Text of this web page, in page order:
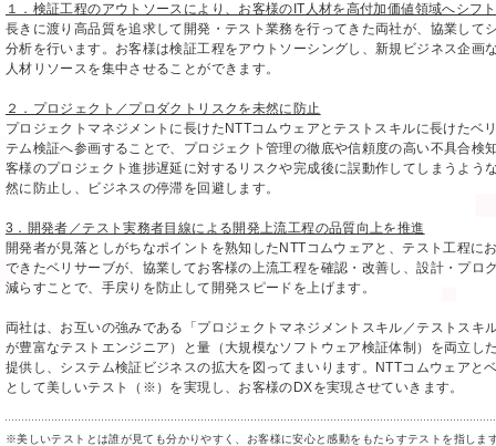
１．検証工程のアウトソースにより、お客様のIT人材を高付加価値領域へシフト
長きに渡り高品質を追求して開発・テスト業務を行ってきた両社が、協業して
分析を行います。お客様は検証工程をアウトソーシングし、新規ビジネス企画
人材リソースを集中させることができます。
２．プロジェクト／プロダクトリスクを未然に防止
プロジェクトマネジメントに長けたNTTコムウェアとテストスキルに長けたベ
テム検証へ参画することで、プロジェクト管理の徹底や信頼度の高い不具合検
客様のプロジェクト進捗遅延に対するリスクや完成後に誤動作してしまうよう
然に防止し、ビジネスの停滞を回避します。
3．開発者／テスト実務者目線による開発上流工程の品質向上を推進
開発者が見落としがちなポイントを熟知したNTTコムウェアと、テスト工程に
できたベリサーブが、協業してお客様の上流工程を確認・改善し、設計・プロ
減らすことで、手戻りを防止して開発スピードを上げます。
両社は、お互いの強みである「プロジェクトマネジメントスキル／テストスキ
が豊富なテストエンジニア）と量（大規模なソフトウェア検証体制）を両立し
提供し、システム検証ビジネスの拡大を図ってまいります。NTTコムウェアと
として美しいテスト（※）を実現し、お客様のDXを実現させていきます。
※美しいテストとは誰が見ても分かりやすく、お客様に安心と感動をもたらすテストを指しま